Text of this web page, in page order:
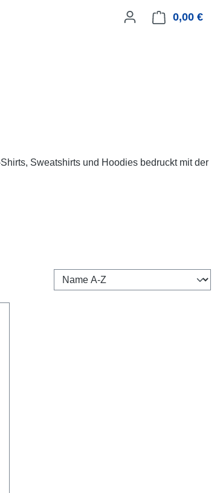
0,00 €
Sweatshirts und Hoodies bedruckt mit der